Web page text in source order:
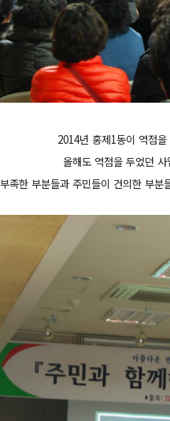
2014년 홍제1동이 역점
올해도 역점을 두었던
부족한 부분들과 주민들이 건의한 부